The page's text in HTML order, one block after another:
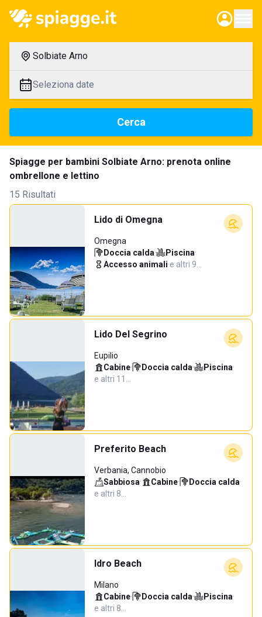
Solbiate Arno
Seleziona date
Cerca
Spiagge per bambini Solbiate Arno: prenota online
ombrellone e lettino
15 Risultati
Lido di Omegna
Omegna
Doccia calda· Piscina·
Accesso animali·e altri 9…
Lido Del Segrino
Eupilio
Cabine· Doccia calda· Piscina·
e altri 11…
Preferito Beach
Verbania, Cannobio
Sabbiosa· Cabine· Doccia calda·
e altri 8…
Idro Beach
Milano
Cabine· Doccia calda· Piscina·
e altri 8…